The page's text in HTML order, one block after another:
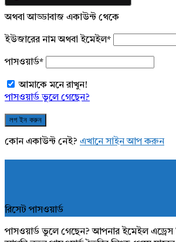
অথবা আড্ডাবাজ একাউন্ট থেকে
ইউজারের নাম অথবা ইমেইল*
পাসওয়ার্ড*
আমাকে মনে রাখুন!
পাসওয়ার্ড ভুলে গেছেন?
কোন একাউন্ট নেই? এখানে সাইন আপ করুন
রিসেট পাসওয়ার্ড
পাসওয়ার্ড ভুলে গেছেন? আপনার ইমেইল এড্রেস